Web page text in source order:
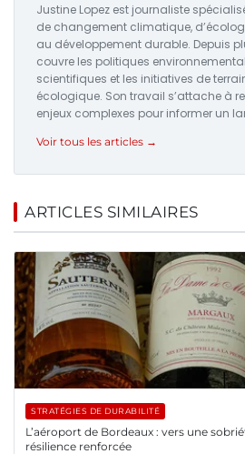
Justine Lopez est journaliste
de changement climatique,
au développement durable. Depuis
couvre les politiques
scientifiques et les initiatives de
écologique. Son travail s’attache à
enjeux complexes pour informer un
Voir tous les articles →
ARTICLES SIMILAIRES
STRATÉGIES DE DURABILITÉ
L’aéroport de Bordeaux : vers une
résilience renforcée